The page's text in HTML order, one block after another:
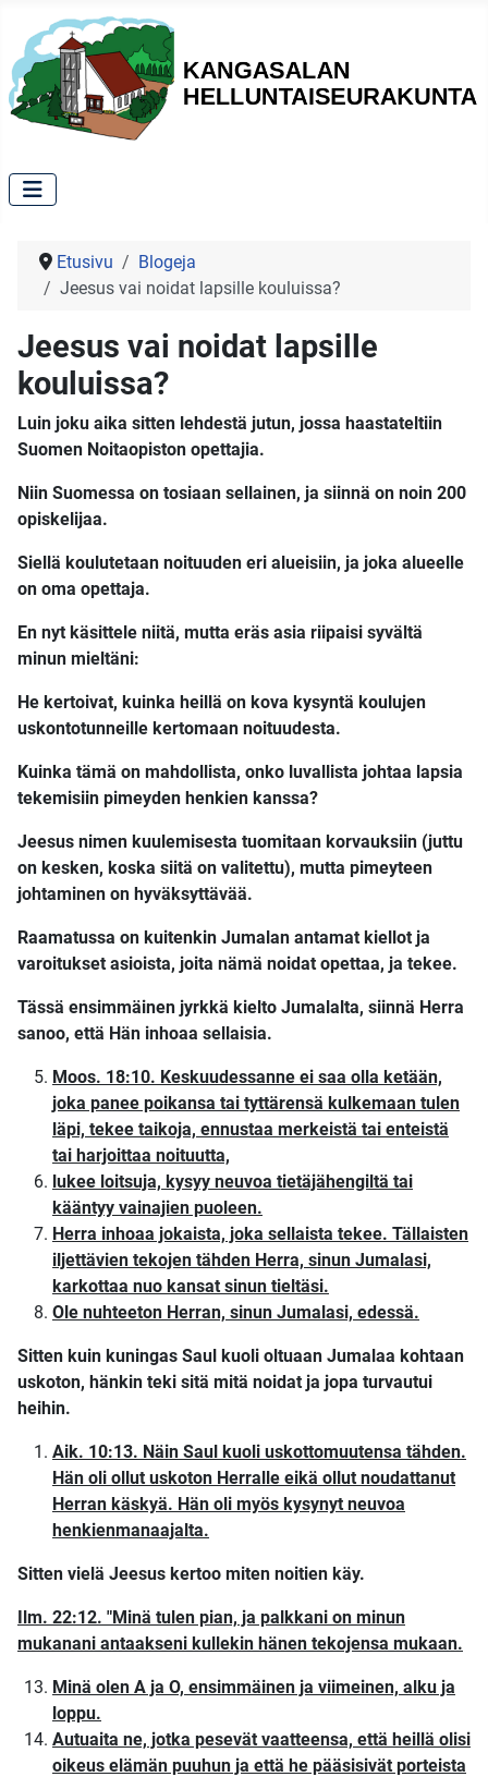
Etusivu
Blogeja
Jeesus vai noidat lapsille kouluissa?
Jeesus vai noidat lapsille
kouluissa?
Luin joku aika sitten lehdestä jutun, jossa haastateltiin
Suomen Noitaopiston opettajia.
Niin Suomessa on tosiaan sellainen, ja siinnä on noin 200
opiskelijaa.
Siellä koulutetaan noituuden eri alueisiin, ja joka alueelle
on oma opettaja.
En nyt käsittele niitä, mutta eräs asia riipaisi syvältä
minun mieltäni:
He kertoivat, kuinka heillä on kova kysyntä koulujen
uskontotunneille kertomaan noituudesta.
Kuinka tämä on mahdollista, onko luvallista johtaa lapsia
tekemisiin pimeyden henkien kanssa?
Jeesus nimen kuulemisesta tuomitaan korvauksiin (juttu
on kesken, koska siitä on valitettu), mutta pimeyteen
johtaminen on hyväksyttävää.
Raamatussa on kuitenkin Jumalan antamat kiellot ja
varoitukset asioista, joita nämä noidat opettaa, ja tekee.
Tässä ensimmäinen jyrkkä kielto Jumalalta, siinnä Herra
sanoo, että Hän inhoaa sellaisia.
Moos. 18:10. Keskuudessanne ei saa olla ketään,
joka panee poikansa tai tyttärensä kulkemaan tulen
läpi, tekee taikoja, ennustaa merkeistä tai enteistä
tai harjoittaa noituutta,
lukee loitsuja, kysyy neuvoa tietäjähengiltä tai
kääntyy vainajien puoleen.
Herra inhoaa jokaista, joka sellaista tekee. Tällaisten
iljettävien tekojen tähden Herra, sinun Jumalasi,
karkottaa nuo kansat sinun tieltäsi.
Ole nuhteeton Herran, sinun Jumalasi, edessä.
Sitten kuin kuningas Saul kuoli oltuaan Jumalaa kohtaan
uskoton, hänkin teki sitä mitä noidat ja jopa turvautui
heihin.
Aik. 10:13. Näin Saul kuoli uskottomuutensa tähden.
Hän oli ollut uskoton Herralle eikä ollut noudattanut
Herran käskyä. Hän oli myös kysynyt neuvoa
henkienmanaajalta.
Sitten vielä Jeesus kertoo miten noitien käy.
Ilm. 22:12. "Minä tulen pian, ja palkkani on minun
mukanani antaakseni kullekin hänen tekojensa mukaan.
Minä olen A ja O, ensimmäinen ja viimeinen, alku ja
loppu.
Autuaita ne, jotka pesevät vaatteensa, että heillä olisi
oikeus elämän puuhun ja että he pääsisivät porteista